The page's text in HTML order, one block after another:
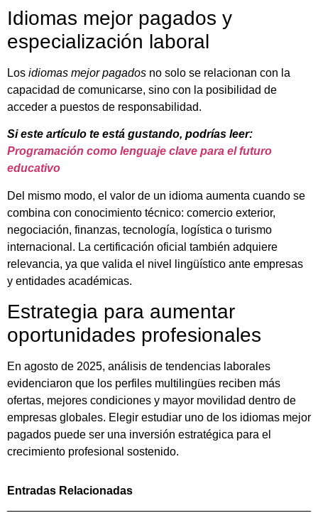
Idiomas mejor pagados y
especialización laboral
Los idiomas mejor pagados no solo se relacionan con la
capacidad de comunicarse, sino con la posibilidad de
acceder a puestos de responsabilidad.
Si este artículo te está gustando, podrías leer:
Programación como lenguaje clave para el futuro
educativo
Del mismo modo, el valor de un idioma aumenta cuando se
combina con conocimiento técnico: comercio exterior,
negociación, finanzas, tecnología, logística o turismo
internacional. La certificación oficial también adquiere
relevancia, ya que valida el nivel lingüístico ante empresas
y entidades académicas.
Estrategia para aumentar
oportunidades profesionales
En agosto de 2025, análisis de tendencias laborales
evidenciaron que los perfiles multilingües reciben más
ofertas, mejores condiciones y mayor movilidad dentro de
empresas globales. Elegir estudiar uno de los idiomas mejor
pagados puede ser una inversión estratégica para el
crecimiento profesional sostenido.
Entradas Relacionadas